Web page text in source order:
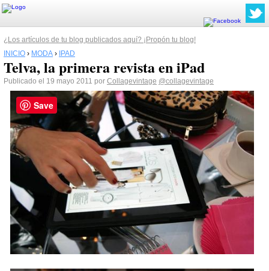
¿Los artículos de tu blog publicados aquí? ¡Propón tu blog!
INICIO › MODA › IPAD
Telva, la primera revista en iPad
Publicado el 19 mayo 2011 por Collagevintage @collagevintage
Save